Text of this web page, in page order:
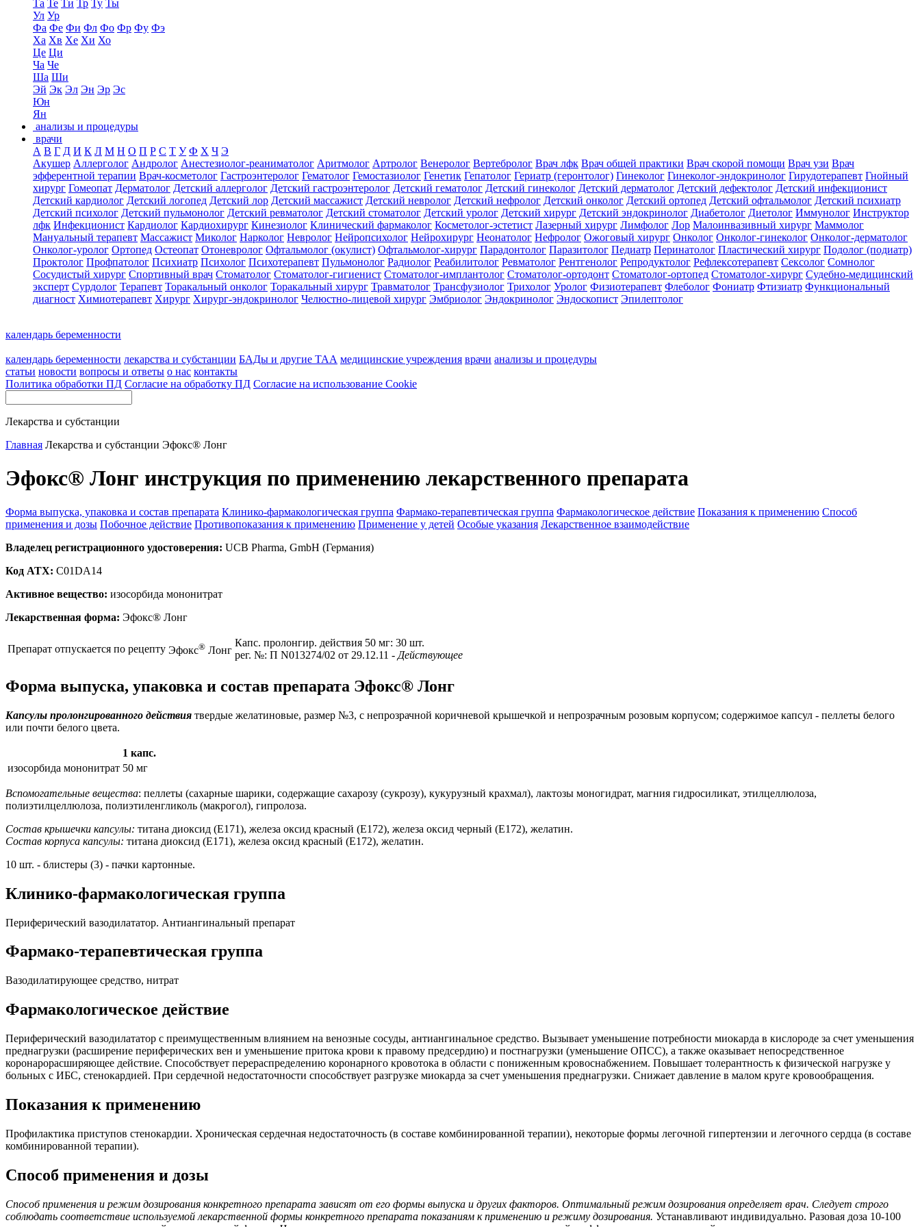
Та Те Ти Тр Ту Ты
Ул Ур
Фа Фе Фи Фл Фо Фр Фу Фэ
Ха Хв Хе Хи Хо
Це Ци
Ча Че
Ша Ши
Эй Эк Эл Эн Эр Эс
Юн
Ян
анализы и процедуры
врачи
А В Г Д И К Л М Н О П Р С Т У Ф Х Ч Э
Акушер Аллерголог Андролог Анестезиолог-реаниматолог Аритмолог Артролог Венеролог Вертебролог Врач лфк Врач общей практики Врач скорой помощи Врач узи Врач
эфферентной терапии Врач-косметолог Гастроэнтеролог Гематолог Гемостазиолог Генетик Гепатолог Гериатр (геронтолог) Гинеколог Гинеколог-эндокринолог Гирудотерапевт Гнойный
хирург Гомеопат Дерматолог Детский аллерголог Детский гастроэнтеролог Детский гематолог Детский гинеколог Детский дерматолог Детский дефектолог Детский инфекционист
Детский кардиолог Детский логопед Детский лор Детский массажист Детский невролог Детский нефролог Детский онколог Детский ортопед Детский офтальмолог Детский психиатр
Детский психолог Детский пульмонолог Детский ревматолог Детский стоматолог Детский уролог Детский хирург Детский эндокринолог Диабетолог Диетолог Иммунолог Инструктор
лфк Инфекционист Кардиолог Кардиохирург Кинезиолог Клинический фармаколог Косметолог-эстетист Лазерный хирург Лимфолог Лор Малоинвазивный хирург Маммолог
Мануальный терапевт Массажист Миколог Нарколог Невролог Нейропсихолог Нейрохирург Неонатолог Нефролог Ожоговый хирург Онколог Онколог-гинеколог Онколог-дерматолог
Онколог-уролог Ортопед Остеопат Отоневролог Офтальмолог (окулист) Офтальмолог-хирург Парадонтолог Паразитолог Педиатр Перинатолог Пластический хирург Подолог (подиатр)
Проктолог Профпатолог Психиатр Психолог Психотерапевт Пульмонолог Радиолог Реабилитолог Ревматолог Рентгенолог Репродуктолог Рефлексотерапевт Сексолог Сомнолог
Сосудистый хирург Спортивный врач Стоматолог Стоматолог-гигиенист Стоматолог-имплантолог Стоматолог-ортодонт Стоматолог-ортопед Стоматолог-хирург Судебно-медицинский
эксперт Сурдолог Терапевт Торакальный онколог Торакальный хирург Травматолог Трансфузиолог Трихолог Уролог Физиотерапевт Флеболог Фониатр Фтизиатр Функциональный
диагност Химиотерапевт Хирург Хирург-эндокринолог Челюстно-лицевой хирург Эмбриолог Эндокринолог Эндоскопист Эпилептолог
календарь беременности
календарь беременности лекарства и субстанции БАДы и другие ТАА медицинские учреждения врачи анализы и процедуры
статьи новости вопросы и ответы о нас контакты
Политика обработки ПД Согласие на обработку ПД Согласие на использование Cookie
Лекарства и субстанции
Главная Лекарства и субстанции Эфокс® Лонг
Эфокс® Лонг инструкция по применению лекарственного препарата
Форма выпуска, упаковка и состав препарата Клинико-фармакологическая группа Фармако-терапевтическая группа Фармакологическое действие Показания к применению Способ
применения и дозы Побочное действие Противопоказания к применению Применение у детей Особые указания Лекарственное взаимодействие
Владелец регистрационного удостоверения: UCB Pharma, GmbH (Германия)
Код ATX: C01DA14
Активное вещество: изосорбида мононитрат
Лекарственная форма: Эфокс® Лонг
Препарат отпускается по рецепту Эфокс® Лонг
Капс. пролонгир. действия 50 мг: 30 шт.
рег. №: П N013274/02 от 29.12.11 - Действующее
Форма выпуска, упаковка и состав препарата Эфокс® Лонг
Капсулы пролонгированного действия твердые желатиновые, размер №3, с непрозрачной коричневой крышечкой и непрозрачным розовым корпусом; содержимое капсул - пеллеты белого
или почти белого цвета.
1 капс.
изосорбида мононитрат 50 мг
Вспомогательные вещества: пеллеты (сахарные шарики, содержащие сахарозу (сукрозу), кукурузный крахмал), лактозы моногидрат, магния гидросиликат, этилцеллюлоза,
полиэтилцеллюлоза, полиэтиленгликоль (макрогол), гипролоза.
Состав крышечки капсулы: титана диоксид (Е171), железа оксид красный (Е172), железа оксид черный (Е172), желатин.
Состав корпуса капсулы: титана диоксид (Е171), железа оксид красный (Е172), желатин.
10 шт. - блистеры (3) - пачки картонные.
Клинико-фармакологическая группа
Периферический вазодилататор. Антиангинальный препарат
Фармако-терапевтическая группа
Вазодилатирующее средство, нитрат
Фармакологическое действие
Периферический вазодилататор с преимущественным влиянием на венозные сосуды, антиангинальное средство. Вызывает уменьшение потребности миокарда в кислороде за счет уменьшения
преднагрузки (расширение периферических вен и уменьшение притока крови к правому предсердию) и постнагрузки (уменьшение ОПСС), а также оказывает непосредственное
коронарорасширяющее действие. Способствует перераспределению коронарного кровотока в области с пониженным кровоснабжением. Повышает толерантность к физической нагрузке у
больных с ИБС, стенокардией. При сердечной недостаточности способствует разгрузке миокарда за счет уменьшения преднагрузки. Снижает давление в малом круге кровообращения.
Показания к применению
Профилактика приступов стенокардии. Хроническая сердечная недостаточность (в составе комбинированной терапии), некоторые формы легочной гипертензии и легочного сердца (в составе
комбинированной терапии).
Способ применения и дозы
Способ применения и режим дозирования конкретного препарата зависят от его формы выпуска и других факторов. Оптимальный режим дозирования определяет врач. Следует строго
соблюдать соответствие используемой лекарственной формы конкретного препарата показаниям к применению и режиму дозирования. Устанавливают индивидуально. Разовая доза 10-100